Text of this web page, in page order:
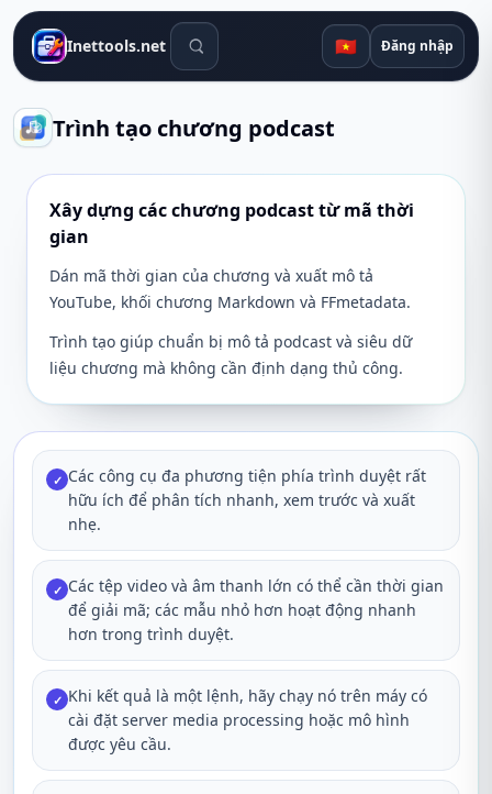
Inettools.net Công cụ tìm kiếm 🇻🇳 Đăng nhập
Trình tạo chương podcast
Xây dựng các chương podcast từ mã thời
gian
Dán mã thời gian của chương và xuất mô tả
YouTube, khối chương Markdown và FFmetadata.
Trình tạo giúp chuẩn bị mô tả podcast và siêu dữ
liệu chương mà không cần định dạng thủ công.
✓ Các công cụ đa phương tiện phía trình duyệt rất
hữu ích để phân tích nhanh, xem trước và xuất
nhẹ.
✓ Các tệp video và âm thanh lớn có thể cần thời gian
để giải mã; các mẫu nhỏ hơn hoạt động nhanh
hơn trong trình duyệt.
✓ Khi kết quả là một lệnh, hãy chạy nó trên máy có
cài đặt server media processing hoặc mô hình
được yêu cầu.